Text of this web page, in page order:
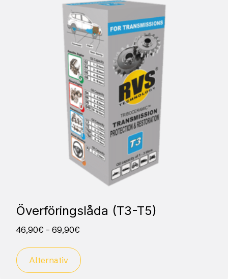
Överföringslåda (T3-T5)
46,90€ – 69,90€
Alternativ